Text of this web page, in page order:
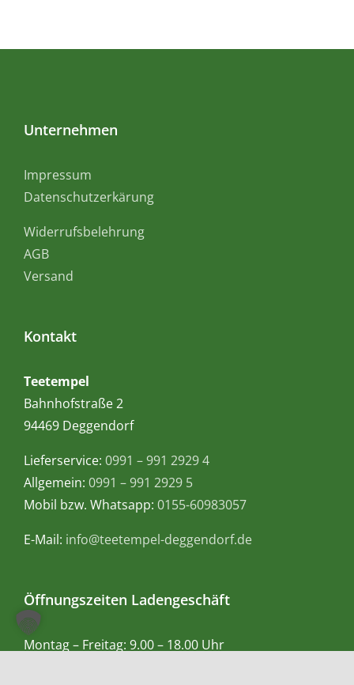
Unternehmen
Impressum
Datenschutzerkärung
Widerrufsbelehrung
AGB
Versand
Kontakt
Teetempel
Bahnhofstraße 2
94469 Deggendorf
Lieferservice: 0991 – 991 2929 4
Allgemein: 0991 – 991 2929 5
Mobil bzw. Whatsapp: 0155-60983057
E-Mail: info@teetempel-deggendorf.de
Öffnungszeiten Ladengeschäft
Montag – Freitag: 9.00 – 18.00 Uhr